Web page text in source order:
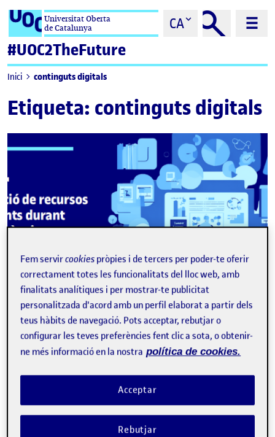
Saltar al contingutUniversitat Oberta
de Catalunya
CA
#UOC2TheFuture
Inici continguts digitals
Etiqueta: continguts digitals
informe
Ús de la IA generativa en el
disseny de l’assignatura: suport
en la creació de recursos docents
XAVIER MAS
L’objectiu principal d’aquesta fitxa és explora com la
intel·ligència artificial generativa pot optimitzar la creació de
materials de suport per proporcionar a l’estudiantat
informació àgil i efectiva durant el semestre. …
Fem servircookies pròpies i de tercers per poder-te oferir
correctament totes les funcionalitats del lloc web, amb
finalitats analítiques i per mostrar-te publicitat
personalitzada d'acord amb un perfil elaborat a partir dels
teus hàbits de navegació. Pots acceptar, rebutjar o
configurar les teves preferències fent clic a sota, o obtenir-
ne més informació en la nostra política de cookies.
Rebutjar
Acceptar